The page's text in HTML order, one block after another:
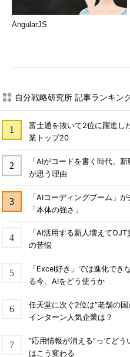
AngularJS
自分戦略研究所 記事ランキン
富士通を抜いて2位に躍進
業トップ20
「AIがコードを書く時代、
が思う理由
「AIコーディングブーム」
「本体の強さ」
「AI活用する新人増えて
の苦悩
「Excel好き」では進化で
る今、AIをどう使うか
任天堂に次ぐ2位は“老舗の
インターン人気企業は？
“応用情報が消える”ってど
はこう変わる